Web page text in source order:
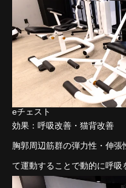
eチェスト
効果：呼吸改善・猫背改善
胸郭周辺筋群の弾力性・伸
て運動することで動的に呼吸